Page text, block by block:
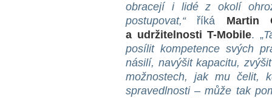
obracejí i lidé z okolí
postupovat,“říká Martin
a udržitelnosti T-Mobile. „
posílit kompetence svých
násilí, navýšit kapacitu,
možnostech, jak mu čelit,
spravedlnosti – může tak